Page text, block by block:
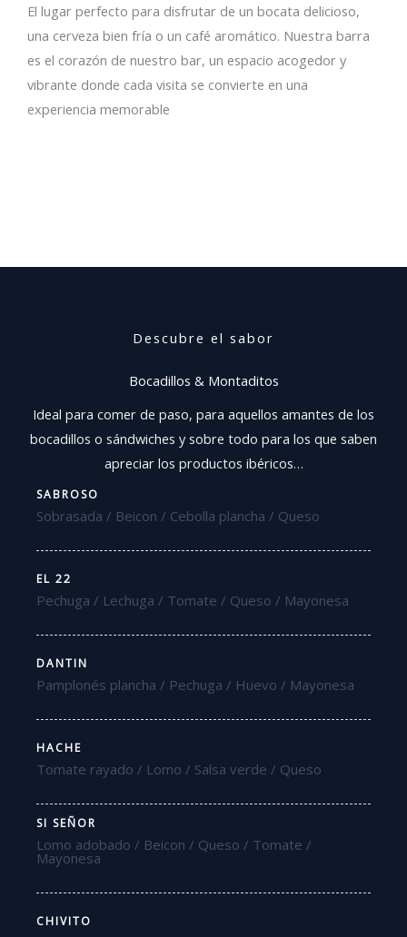
El lugar perfecto para disfrutar de un bocata delicioso,
una cerveza bien fría o un café aromático. Nuestra barra
es el corazón de nuestro bar, un espacio acogedor y
vibrante donde cada visita se convierte en una
experiencia memorable
Descubre el sabor
Bocadillos & Montaditos
Ideal para comer de paso, para aquellos amantes de los
bocadillos o sándwiches y sobre todo para los que saben
apreciar los productos ibéricos…
SABROSO
Sobrasada / Beicon / Cebolla plancha / Queso
EL 22
Pechuga / Lechuga / Tomate / Queso / Mayonesa
DANTIN
Pamplonés plancha / Pechuga / Huevo / Mayonesa
HACHE
Tomate rayado / Lomo / Salsa verde / Queso
SI SEÑOR
Lomo adobado / Beicon / Queso / Tomate /
Mayonesa
CHIVITO